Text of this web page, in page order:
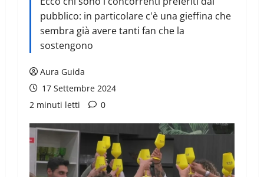
pubblico: in particolare c'è una gieffina che
sembra già avere tanti fan che la
sostengono
Aura Guida
17 Settembre 2024
2 minuti letti
0